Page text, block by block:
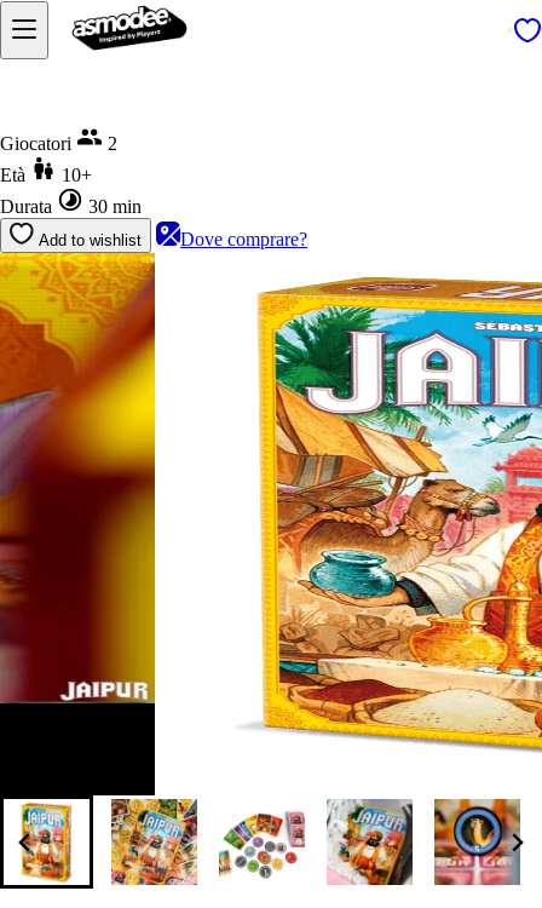
Giocatori
2
Età
10+
Durata
30 min
Add to wishlist Dove comprare?